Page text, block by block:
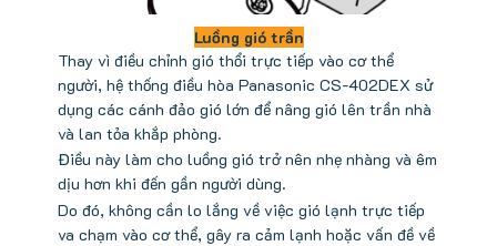
Luồng gió trần
Thay vì điều chỉnh gió thổi trực tiếp vào cơ thể
người, hệ thống điều hòa Panasonic CS-402DEX sử
dụng các cánh đảo gió lớn để nâng gió lên trần nhà
và lan tỏa khắp phòng.
Điều này làm cho luồng gió trở nên nhẹ nhàng và êm
dịu hơn khi đến gần người dùng.
Do đó, không cần lo lắng về việc gió lạnh trực tiếp
va chạm vào cơ thể, gây ra cảm lạnh hoặc vấn đề về